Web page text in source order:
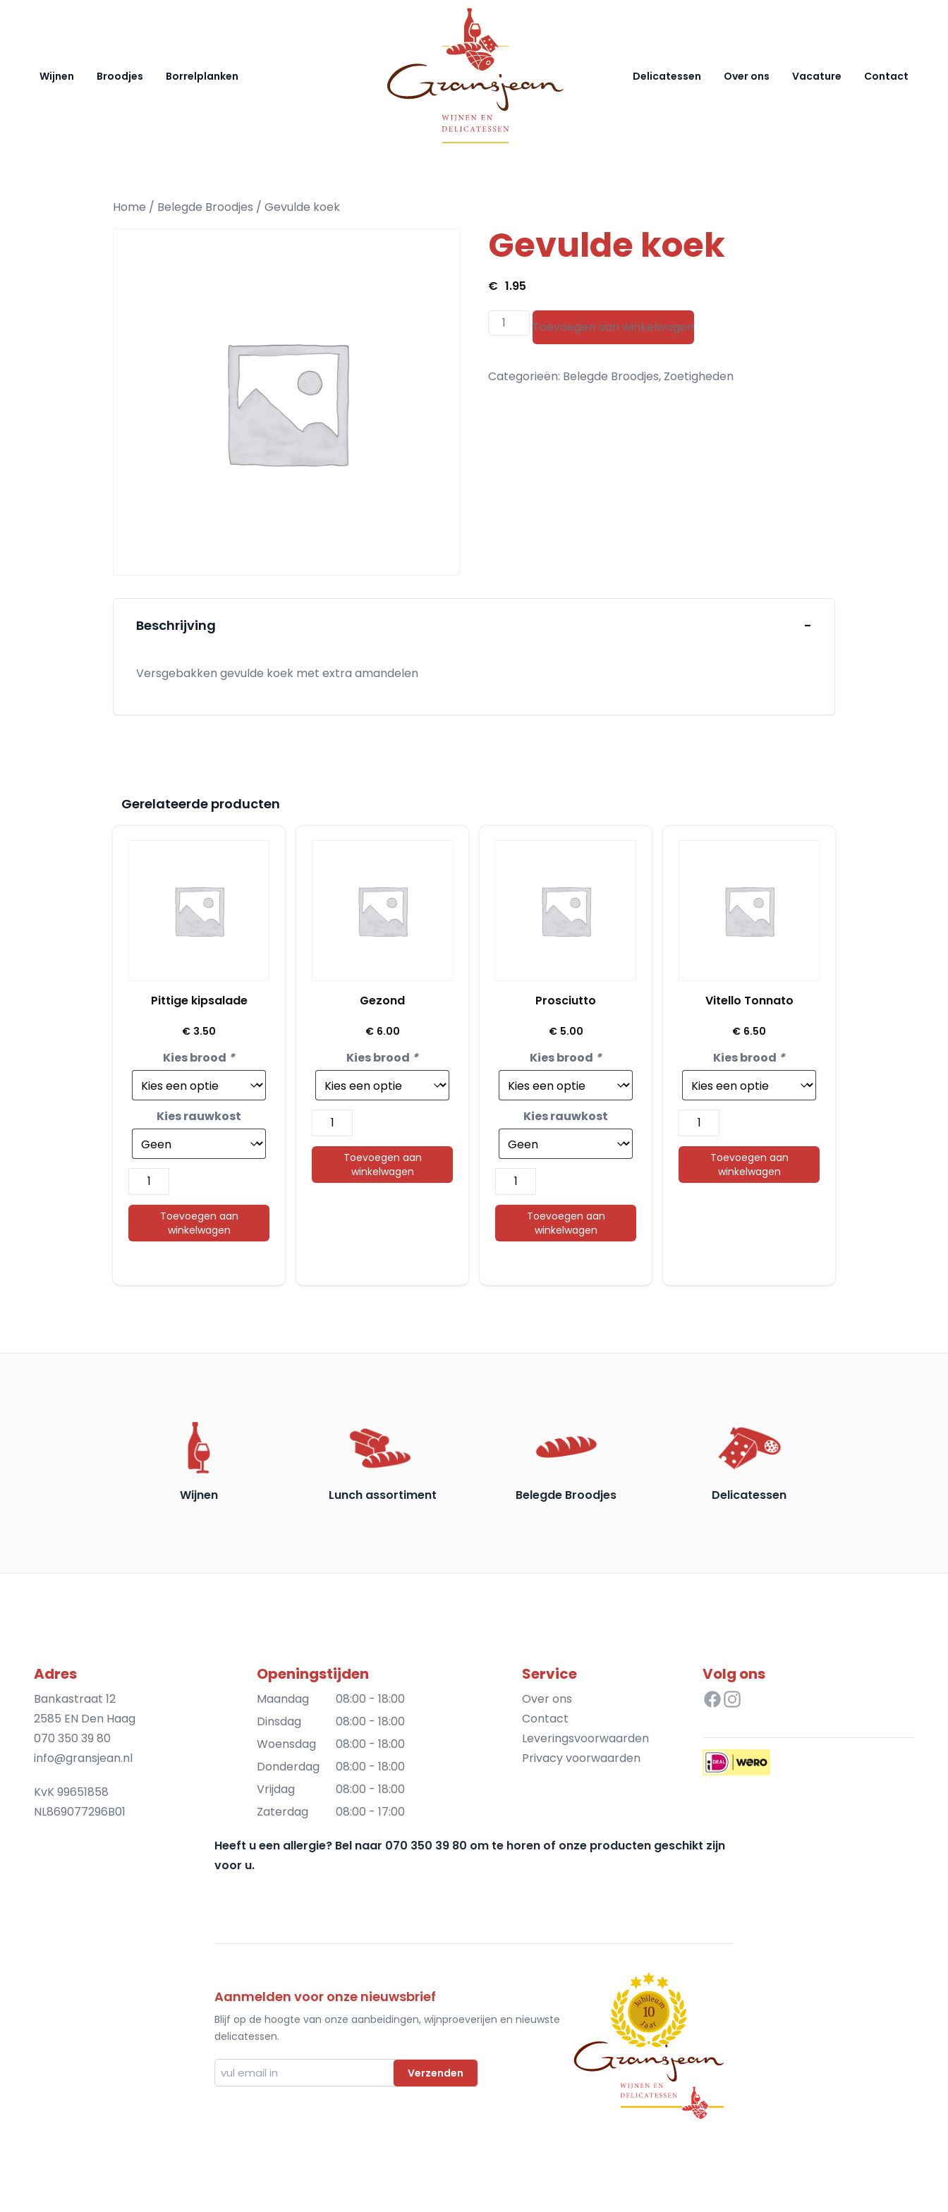
Wijnen Broodjes Borrelplanken
Gransjean - Wijn - Broodjes - Delicatessen
Delicatessen Over ons Vacature Contact
Home / Belegde Broodjes / Gevulde koek
Gevulde koek
€ 1.95
Gevulde
koek
Toevoegen aan winkelwagen
Categorieën: Belegde Broodjes, Zoetigheden
Beschrijving -
Versgebakken gevulde koek met extra amandelen
Gerelateerde producten
Pittige kipsalade
€ 3.50
Kies brood *
Kies rauwkost
Pittige
kipsalade
aantalToevoegen aan
winkelwagen
Gezond
€ 6.00
Kies brood *
Gezond
aantal
Toevoegen aan
winkelwagen
Prosciutto
€ 5.00
Kies brood *
Kies rauwkost
Prosciutto
aantal
Toevoegen aan
winkelwagen
Vitello Tonnato
€ 6.50
Kies brood *
Vitello
Tonnato
aantalToevoegen aan
winkelwagen
Wijnen Lunch assortiment Belegde Broodjes Delicatessen
Adres
Bankastraat 12
2585 EN Den Haag
070 350 39 80
info@gransjean.nl
KvK 99651858
NL869077296B01
Openingstijden
Maandag
08:00 - 18:00
Dinsdag
08:00 - 18:00
Woensdag
08:00 - 18:00
Donderdag
08:00 - 18:00
Vrijdag
08:00 - 18:00
Zaterdag
08:00 - 17:00
Service
Over ons
Contact
Leveringsvoorwaarden
Privacy voorwaarden
Volg ons
Heeft u een allergie? Bel naar 070 350 39 80 om te horen of onze producten geschikt zijn
voor u.
Aanmelden voor onze nieuwsbrief
Blijf op de hoogte van onze aanbeidingen, wijnproeverijen en nieuwste
delicatessen.
J
ubileum
10
Jaar